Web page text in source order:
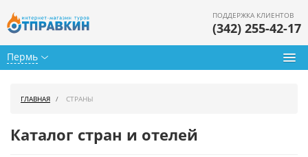
Пермь
ПОДДЕРЖКА КЛИЕНТОВ
(342) 255-42-17
ГЛАВНАЯ СТРАНЫ
Каталог стран и отелей